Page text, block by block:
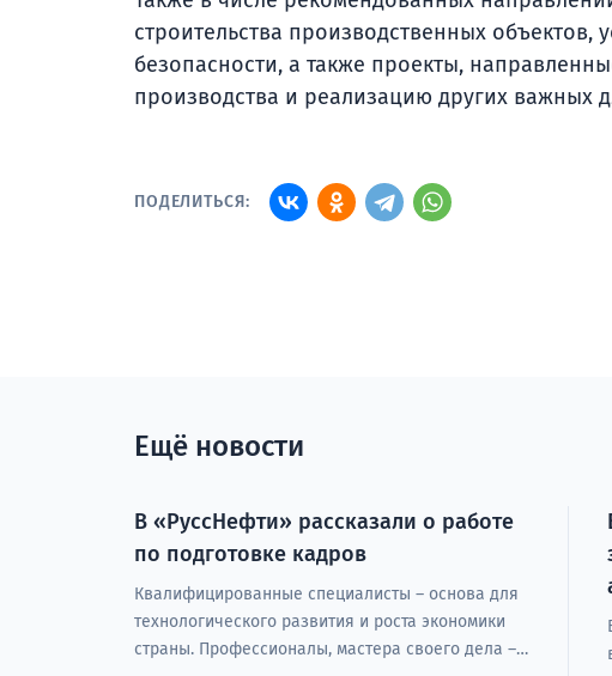
строительства производственных
безопасности, а также проекты,
производства и реализацию других важных
ПОДЕЛИТЬСЯ:
Ещё новости
В «РуссНефти» рассказали о работе
по подготовке кадров
Квалифицированные специалисты – основа для
технологического развития и роста экономики
страны. Профессионалы, мастера своего дела –